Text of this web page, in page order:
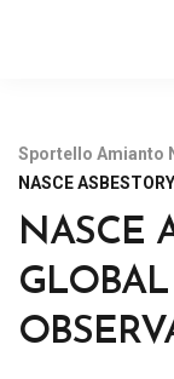
Sportello Amianto
NASCE
NASCE